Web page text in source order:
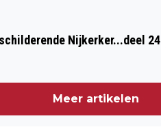
Nijkerker...deel 24
Meer artikelen